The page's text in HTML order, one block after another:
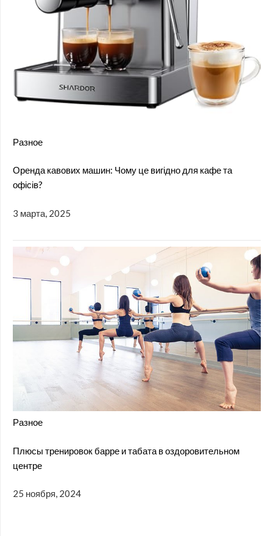
Разное
Оренда кавових машин: Чому це вигідно для кафе та
офісів?
3 марта, 2025
Разное
Плюсы тренировок барре и табата в оздоровительном
центре
25 ноября, 2024